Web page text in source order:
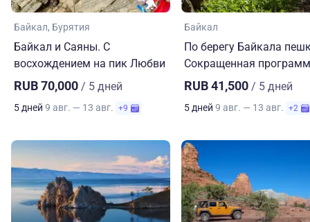
Байкал Бурятия
Байкал и Саяны. С
восхождением на пик Любви
RUB 70,000 / 5 дней
5 дней 9 авг. — 13 авг. +9
Байкал
По берегу Байкала
Сокращенная
RUB 41,500 / 5 дней
5 дней 9 авг. — 13 авг. +2